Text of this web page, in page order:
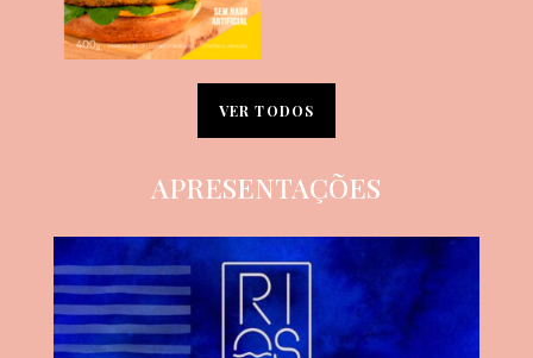
VER TODOS
APRESENTAÇÕES